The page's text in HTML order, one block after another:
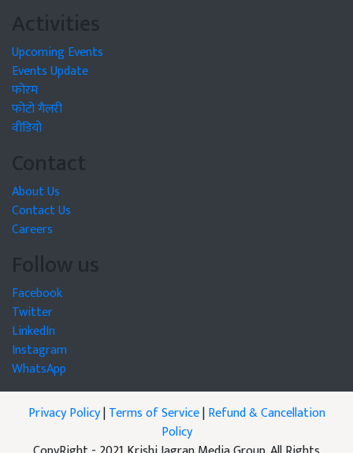
Activities
Upcoming Events
Events Update
फोरम
फोटो गैलरी
वीडियो
Contact
About Us
Contact Us
Careers
Follow us
Facebook
Twitter
LinkedIn
Instagram
WhatsApp
Privacy Policy|Terms of Service|Refund & Cancellation
Policy